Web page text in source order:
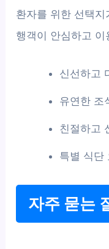
환자를 위한 선택
행객이 안심하고
신선하고
유연한 조
친절하고
특별 식단
자주 묻는